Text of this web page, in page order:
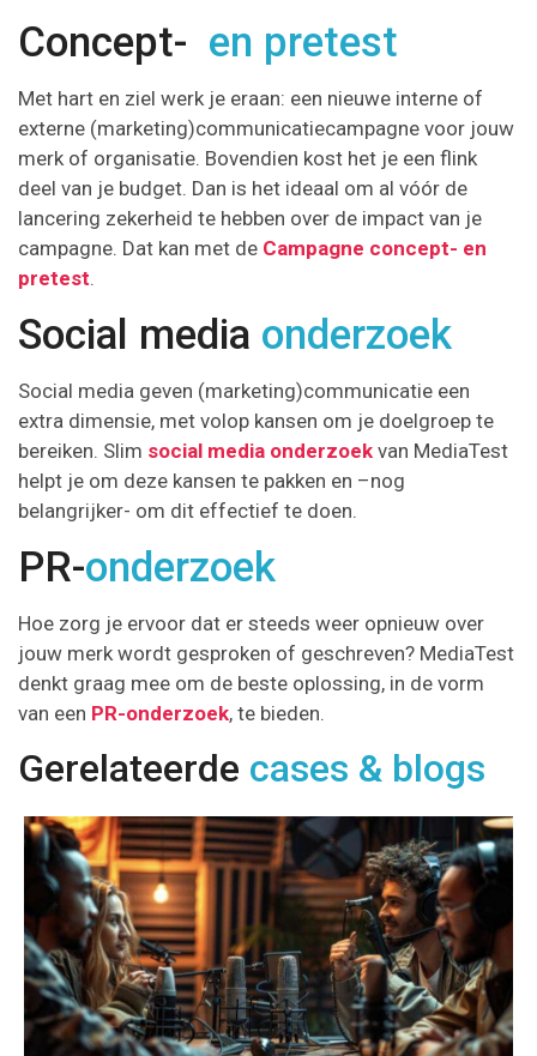
Concept- en pretest
Met hart en ziel werk je eraan: een nieuwe interne of
externe (marketing)communicatiecampagne voor jouw
merk of organisatie. Bovendien kost het je een flink
deel van je budget. Dan is het ideaal om al vóór de
lancering zekerheid te hebben over de impact van je
campagne. Dat kan met de Campagne concept- en
pretest.
Social media onderzoek
Social media geven (marketing)communicatie een
extra dimensie, met volop kansen om je doelgroep te
bereiken. Slim social media onderzoek van MediaTest
helpt je om deze kansen te pakken en –nog
belangrijker- om dit effectief te doen.
PR-onderzoek
Hoe zorg je ervoor dat er steeds weer opnieuw over
jouw merk wordt gesproken of geschreven? MediaTest
denkt graag mee om de beste oplossing, in de vorm
van een PR-onderzoek, te bieden.
Gerelateerde cases & blogs